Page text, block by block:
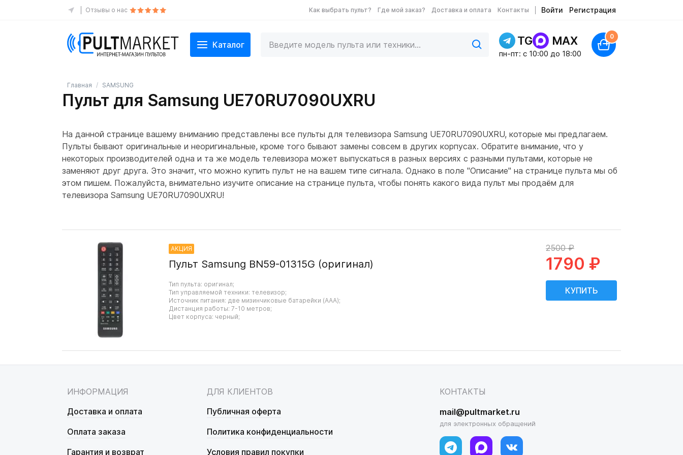
Отзывы о нас Как выбрать пульт? Где мой заказ? Доставка и оплата Контакты Войти Регистрация
Каталог TG MAX
пн-пт: c 10:00 до 18:00
0
Главная SAMSUNG
Пульт для Samsung UE70RU7090UXRU
На данной странице вашему вниманию представлены все пульты для телевизора Samsung UE70RU7090UXRU, которые мы предлагаем.
Пульты бывают оригинальные и неоригинальные, кроме того бывают замены совсем в других корпусах. Обратите внимание, что у
некоторых производителей одна и та же модель телевизора может выпускаться в разных версиях с разными пультами, которые не
заменяют друг друга. Это значит, что можно купить пульт не на вашем типе сигнала. Однако в поле "Описание" на странице пульта мы об
этом пишем. Пожалуйста, внимательно изучите описание на странице пульта, чтобы понять какого вида пульт мы продаём для
телевизора Samsung UE70RU7090UXRU!
АКЦИЯ
Пульт Samsung BN59-01315G (оригинал)
Тип пульта: оригинал;
Тип управляемой техники: телевизор;
Источник питания: две мизинчиковые батарейки (AAA);
Дистанция работы: 7-10 метров;
Цвет корпуса: черный;
2500 ₽
1790 ₽
ИНФОРМАЦИЯ
Доставка и оплата
Оплата заказа
Гарантия и возврат
ДЛЯ КЛИЕНТОВ
Публичная оферта
Политика конфиденциальности
Условия правил покупки
КОНТАКТЫ
mail@pultmarket.ru
для электронных обращений